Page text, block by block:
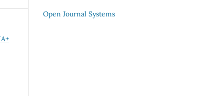
Open Journal Systems